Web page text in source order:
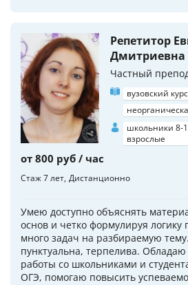
Репетитор
Дмитриевна
Частный
вузовский курс
школьники 8-
взрослые
от 800 руб / час
Стаж 7 лет Дистанционно
Умею доступно объяснять
основ и четко формулируя логику
много задач на разбираемую
пунктуальна, терпелива.
работы со школьниками и
ОГЭ, помогаю повысить